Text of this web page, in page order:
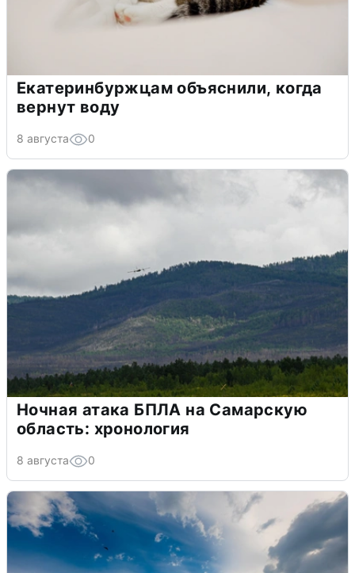
Екатеринбуржцам объяснили, когда
вернут воду
8 августа 0
Ночная атака БПЛА на Самарскую
область: хронология
8 августа 0